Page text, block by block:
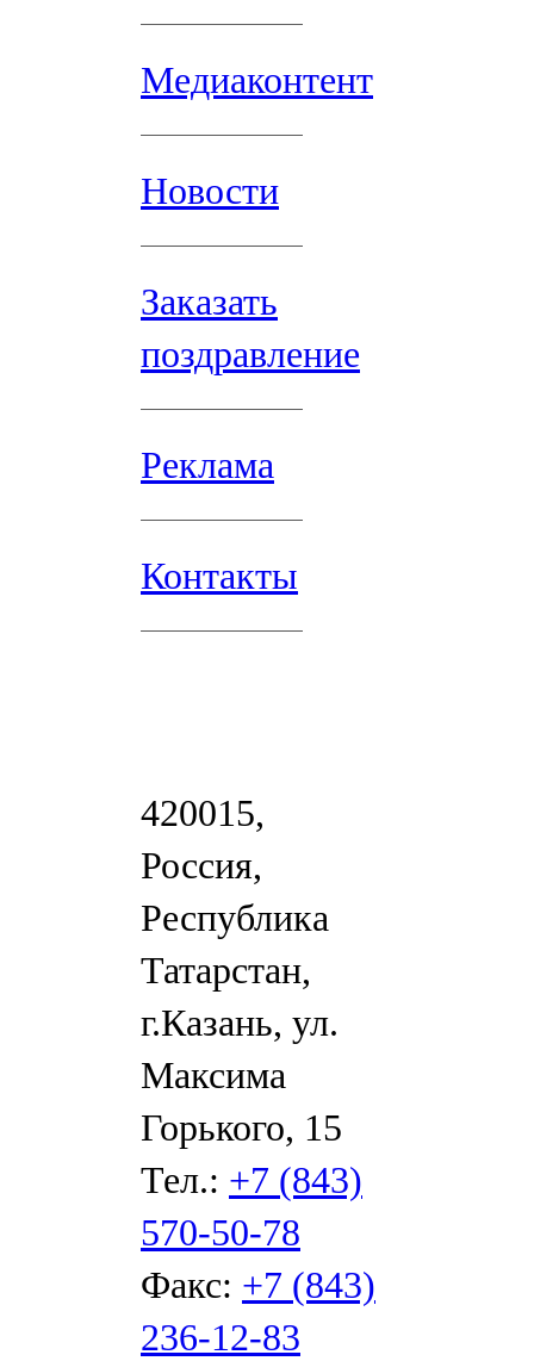
Медиаконтент
Новости
Заказать
поздравление
Реклама
Контакты
420015,
Россия,
Республика
Татарстан,
г.Казань, ул.
Максима
Горького, 15
Тел.: +7 (843)
570-50-78
Факс: +7 (843)
236-12-83